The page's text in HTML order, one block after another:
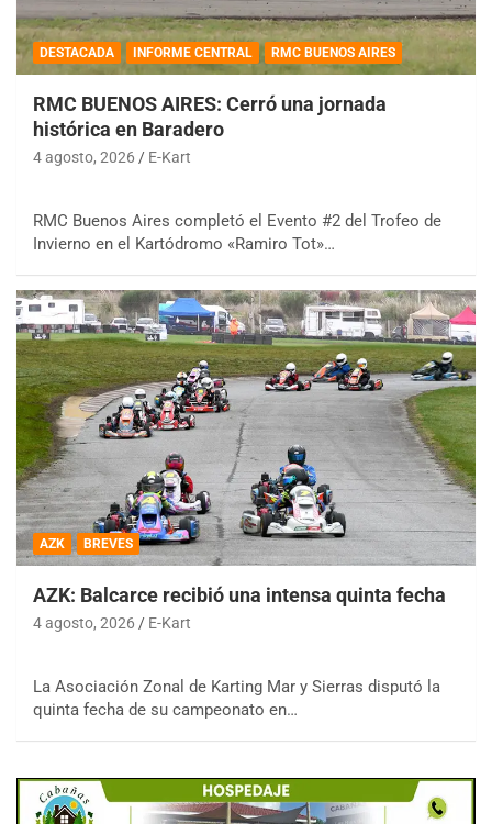
DESTACADA INFORME CENTRAL RMC BUENOS AIRES
RMC BUENOS AIRES: Cerró una jornada
histórica en Baradero
4 agosto, 2026 E-Kart
RMC Buenos Aires completó el Evento #2 del Trofeo de
Invierno en el Kartódromo «Ramiro Tot»…
AZK BREVES
AZK: Balcarce recibió una intensa quinta fecha
4 agosto, 2026 E-Kart
La Asociación Zonal de Karting Mar y Sierras disputó la
quinta fecha de su campeonato en…